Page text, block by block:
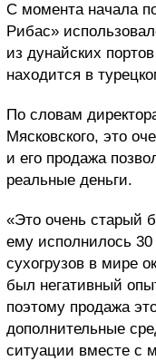
С момента начала
Рибас»
из дунайских
находится в
По словам
Мясковского, это
и его продажа
реальные деньги.
«Это очень старый
ему исполнилось 30
сухогрузов в мире
был негативный
поэтому продажа
дополнительные
ситуации вместе с